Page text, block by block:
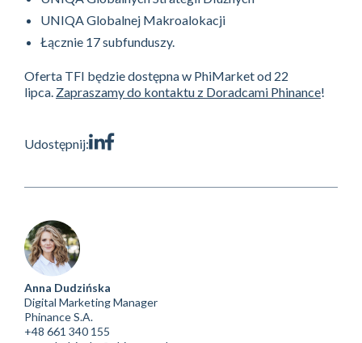
UNIQA Globalnej Makroalokacji
Łącznie 17 subfunduszy.
Oferta TFI będzie dostępna w PhiMarket od 22
lipca. Zapraszamy do kontaktu z Doradcami Phinance!
Udostępnij:
Anna Dudzińska
Digital Marketing Manager
Phinance S.A.
+48 661 340 155